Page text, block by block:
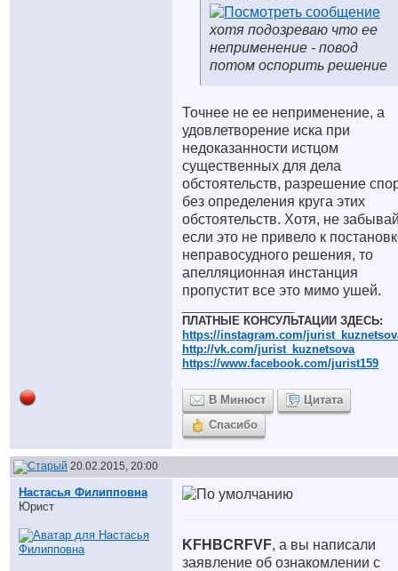
хотя подозреваю что ее
неприменение - повод
потом оспорить решение
Точнее не ее неприменение, а
удовлетворение иска при
недоказанности истцом
существенных для дела
обстоятельств, разрешение
без определения круга этих
обстоятельств. Хотя, не
если это не привело к
неправосудного решения, то
апелляционная инстанция
пропустит все это мимо ушей.
ПЛАТНЫЕ КОНСУЛЬТАЦИИ ЗДЕСЬ:
https://instagram.com/
http://vk.com/jurist_kuznetsova
https://www.facebook.com/jurist159
В Минюст
Цитата
Спасибо
20.02.2015, 20:00
Настасья Филипповна
Юрист
KFHBCRFVF, а вы написали
заявление об ознакомлении с